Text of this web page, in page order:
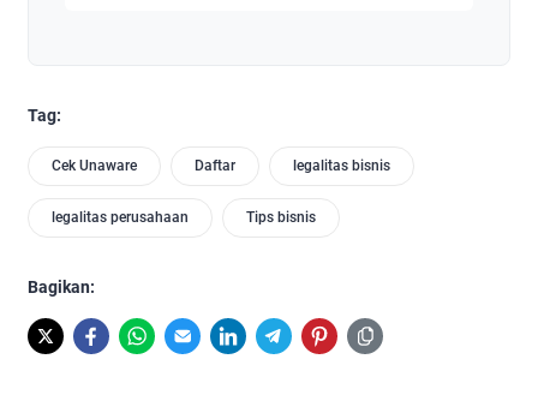
Tag:
Cek Unaware Daftar legalitas bisnis
legalitas perusahaan Tips bisnis
Bagikan: